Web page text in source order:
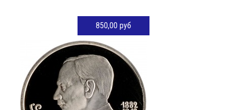
850,00 руб
Нет в наличии